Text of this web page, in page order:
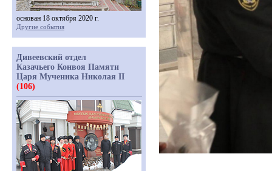
основан 18 октября 2020 г.
Другие события
Дивеевский отдел
Казачьего Конвоя Памяти
Царя Мученика Николая II
(106)